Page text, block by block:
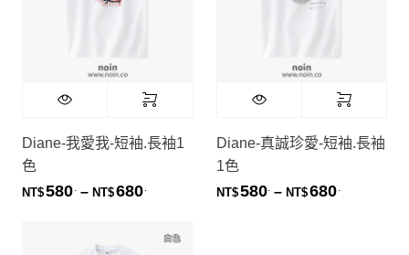
Diane-我愛我-短袖.長袖1
色
NT$580 – NT$680價格範圍：NT$580. 到 NT$680.
Diane-真誠珍愛-短袖.長袖
1色
NT$580 – NT$680